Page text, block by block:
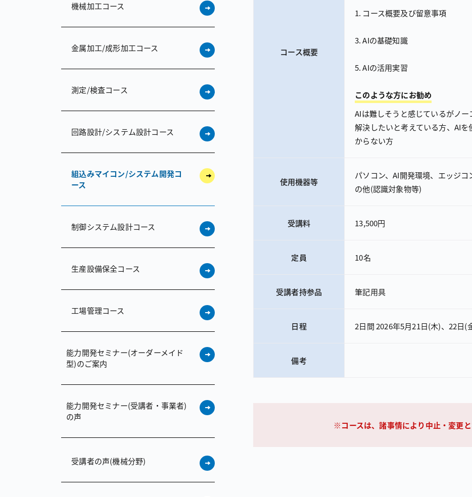
機械加工コース
金属加工/成形加工コース
測定/検査コース
回路設計/システム設計コース
組込みマイコン/システム開発コ
ース
制御システム設計コース
生産設備保全コース
工場管理コース
能力開発セミナー（オーダーメイド
型）のご案内
能力開発セミナー（受講者・事業者）
の声
受講者の声（機械分野）
コース概要
コース概要及び留意事項
AIの基礎知識
AIの活用実習
このような方にお勧め
AIは難しそうと感じているがノ
解決したいと考えている方、AI
からない方
使用機器等
パソコン、AI開発環境、エッジ
の他（認識対象物等）
受講料 13,500円
定員 10名
受講者持参品 筆記用具
日程 2日間 2026年5月21日（木）、22日（金
備考
コースは、諸事情により中止・変更と